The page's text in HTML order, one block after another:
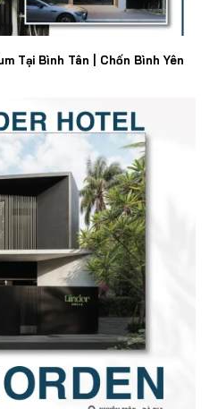
Tại Bình Tân | Chốn Bình Yên